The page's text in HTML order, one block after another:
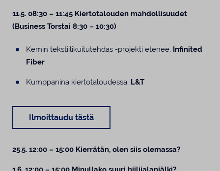
11.5. 08:30 – 11:45 Kiertotalouden mahdollisuudet
(Business Torstai 8:30 – 10:30)
Kemin tekstiilikuitutehdas -projekti etenee, Infinited
Fiber
Kumppanina kiertotaloudessa, L&T
Ilmoittaudu tästä
25.5. 12:00 – 15:00 Kierrätän, olen siis olemassa?
1.6. 12:00 – 15:00 Minullako suuri hiilijalanjälki?